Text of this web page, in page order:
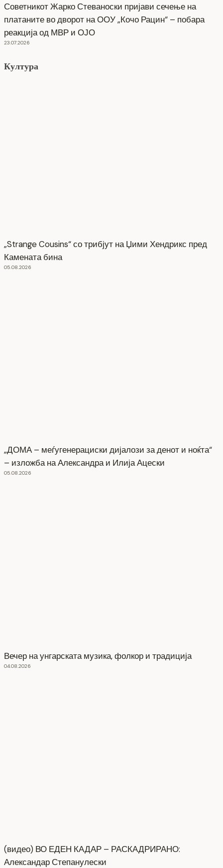
Советникот Жарко Стеваноски пријави сечење на
платаните во дворот на ООУ „Кочо Рацин“ – побара
реакција од МВР и ОЈО
23.07.2026
Култура
„Strange Cousins“ со трибјут на Џими Хендрикс пред
Камената бина
05.08.2026
„ДОМА – меѓугенерациски дијалози за денот и ноќта“
– изложба на Александра и Илија Ацески
05.08.2026
Вечер на унгарската музика, фолкор и традиција
04.08.2026
(видео) ВО ЕДЕН КАДАР – РАСКАДРИРАНО:
Александар Степанулески